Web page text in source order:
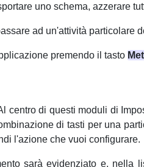
uno schema, azzerare
ad un'attività particolare
premendo il tasto
centro di questi moduli di
di tasti per una
l'azione che vuoi configurare.
sarà evidenziato e, nella